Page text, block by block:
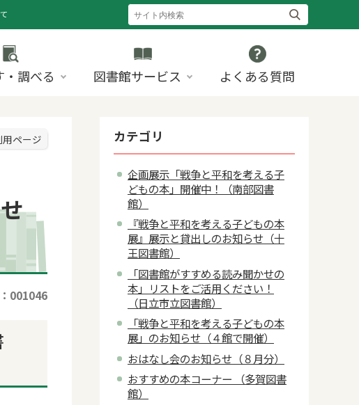
調べる 図書館サービス よくある質問
用ページ
001046
カテゴリ
企画展示「戦争と平和を考える子
どもの本」開催中！（南部図書
館）
『戦争と平和を考える子どもの本
展』展示と貸出しのお知らせ（十
王図書館）
「図書館がすすめる読み聞かせの
本」リストをご活用ください！
（日立市立図書館）
「戦争と平和を考える子どもの本
展」のお知らせ（４館で開催）
おはなし会のお知らせ（８月分）
おすすめの本コーナー （多賀図書
館）